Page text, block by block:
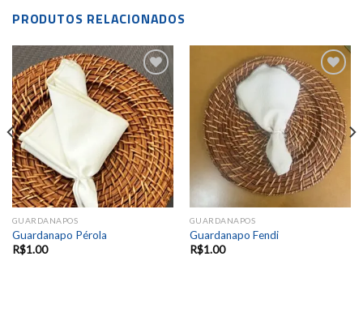
PRODUTOS RELACIONADOS
Add to
wishlist
GUARDANAPOS
Guardanapo Pérola
R$1.00
Add to
wishlist
GUARDANAPOS
Guardanapo Fendi
R$1.00